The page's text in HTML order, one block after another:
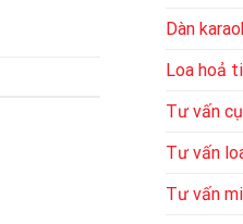
Dàn
Loa hoả
Tư vấn
Tư vấn
Tư vấn